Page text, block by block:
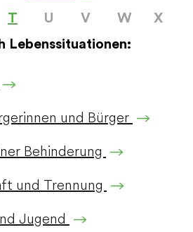
T U V W
X
Lebenssituationen:
und Bürger
Behinderung
und Trennung
Jugend